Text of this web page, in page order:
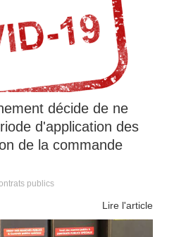
décide de ne
d'application des
de la commande
publics
Lire l'article